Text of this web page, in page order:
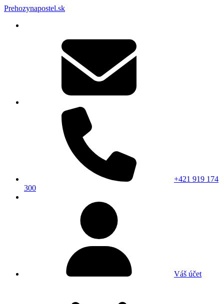
Prehozynapostel.sk
+421 919 174
300
Váš účet